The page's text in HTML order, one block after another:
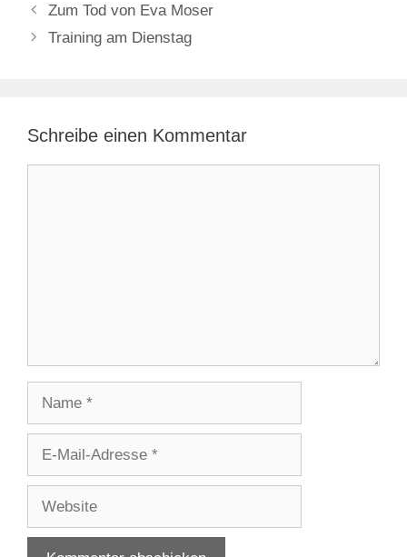
Zum Tod von Eva Moser
Training am Dienstag
Schreibe einen Kommentar
Adresse